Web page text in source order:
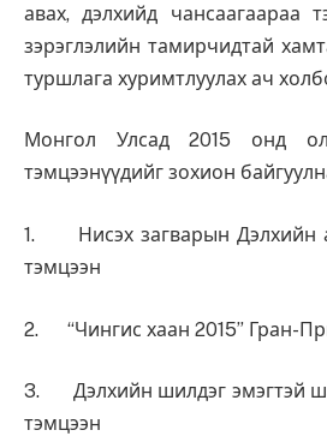
авах, дэлхийд чансаагаараа
зэрэглэлийн тамирчидтай
туршлага хуримтлуулах ач
Монгол Улсад 2015 онд
тэмцээнүүдийг зохион
1. Нисэх загварын Дэлхийн
тэмцээн
2. “Чингис хаан 2015” Гран-
3. Дэлхийн шилдэг эмэгтэй
тэмцээн